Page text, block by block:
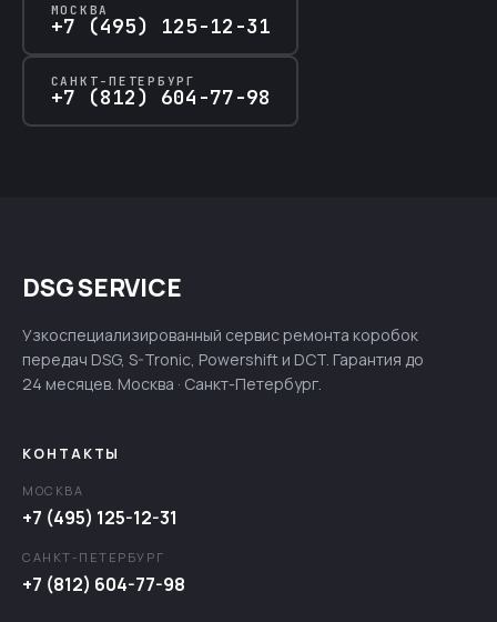
МОСКВА
+7 (495) 125-12-31
САНКТ-ПЕТЕРБУРГ
+7 (812) 604-77-98
DSG SERVICE
Узкоспециализированный сервис ремонта коробок
передач DSG, S-Tronic, Powershift и DCT. Гарантия до
24 месяцев. Москва · Санкт-Петербург.
КОНТАКТЫ
МОСКВА
+7 (495) 125-12-31
САНКТ-ПЕТЕРБУРГ
+7 (812) 604-77-98